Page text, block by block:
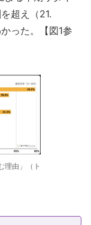
超え（21.
った。【図1参
理由」（ト